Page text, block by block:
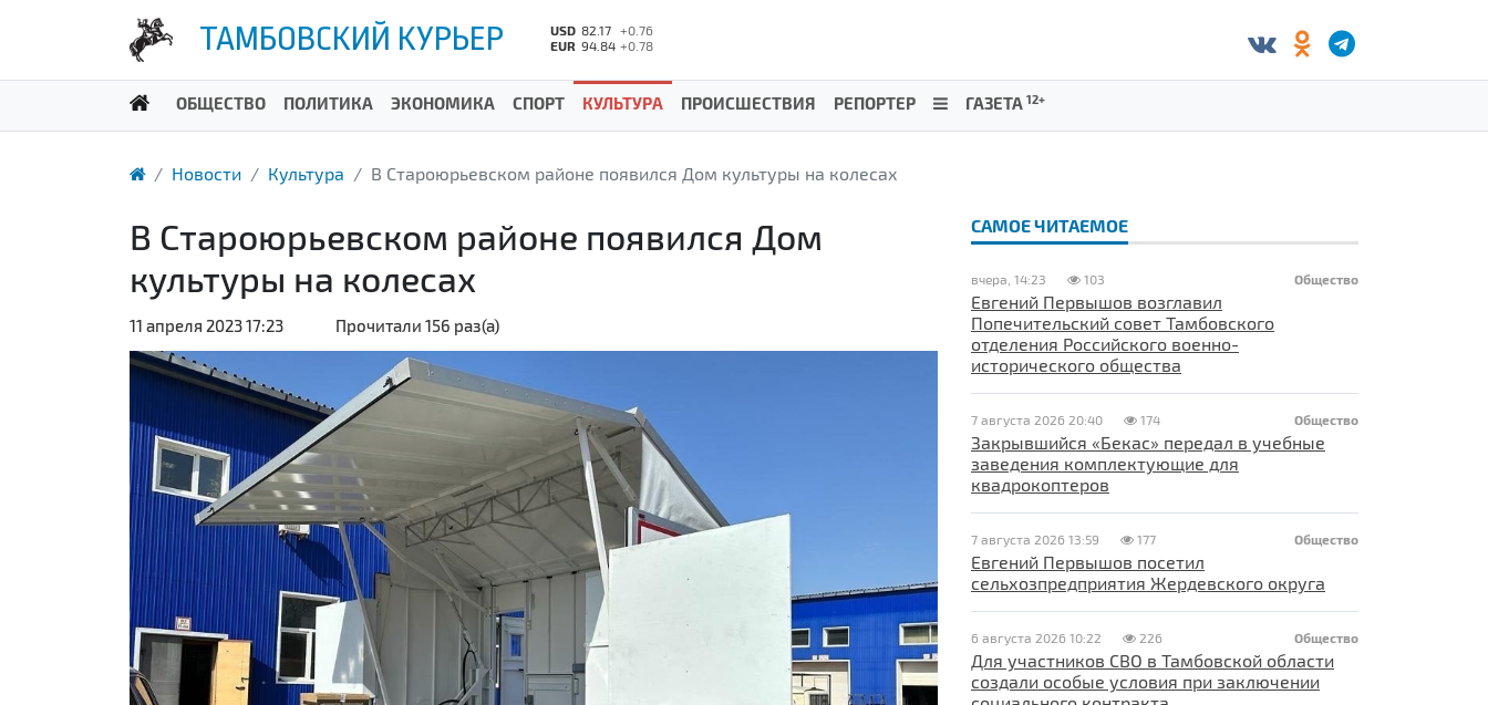
ТАМБОВСКИЙ КУРЬЕР USD 82.17 +0.76
EUR 94.84 +0.78
ОБЩЕСТВО ПОЛИТИКА ЭКОНОМИКА СПОРТ КУЛЬТУРА ПРОИСШЕСТВИЯ РЕПОРТЕР ГАЗЕТА 12+
Новости Культура В Староюрьевском районе появился Дом культуры на колесах
В Староюрьевском районе появился Дом
культуры на колесах
11 апреля 2023 17:23 Прочитали 156 раз(а)
САМОЕ ЧИТАЕМОЕ
Общество
вчера, 14:23 103
Евгений Первышов возглавил
Попечительский совет Тамбовского
отделения Российского военно-
исторического общества
Общество
7 августа 2026 20:40 174
Закрывшийся «Бекас» передал в учебные
заведения комплектующие для
квадрокоптеров
Общество
7 августа 2026 13:59 177
Евгений Первышов посетил
сельхозпредприятия Жердевского округа
Общество
6 августа 2026 10:22 226
Для участников СВО в Тамбовской области
создали особые условия при заключении